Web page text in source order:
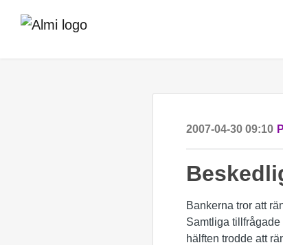
2007-04-30 09:10
Bankerna tror att
Samtliga
hälften trodde att